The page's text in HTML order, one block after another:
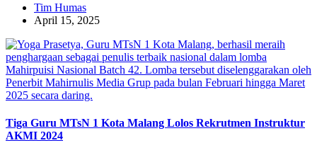
Tim Humas
April 15, 2025
Tiga Guru MTsN 1 Kota Malang Lolos Rekrutmen Instruktur
AKMI 2024